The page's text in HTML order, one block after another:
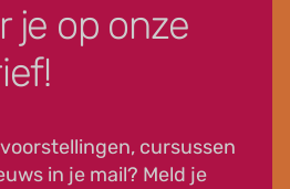
je op onze
cursussen
in je mail? Meld je